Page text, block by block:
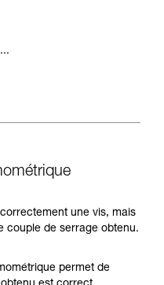
...
une vis, mais
couple de serrage obtenu.
permet de